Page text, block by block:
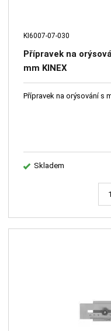
KI6007-07-030
Přípravek na
mm KINEX
Přípravek na orýsování s
Skladem